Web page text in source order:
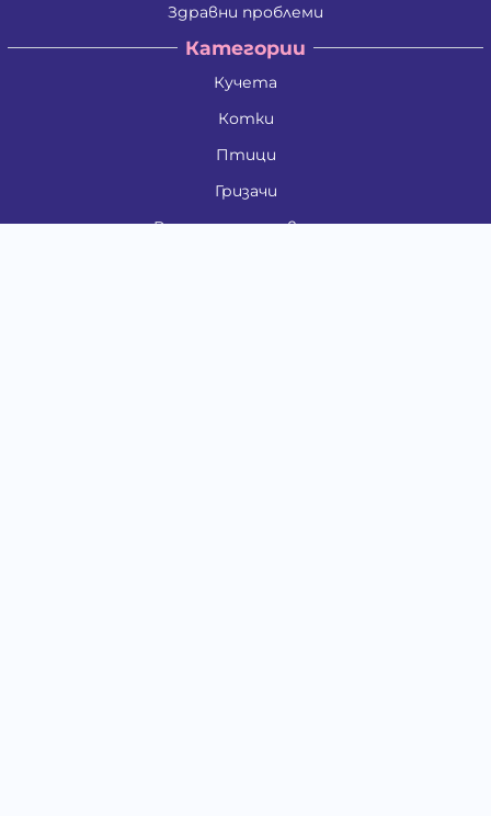
Здравни проблеми
Категории
Кучета
Котки
Птици
Гризачи
Влечуги и земноводни